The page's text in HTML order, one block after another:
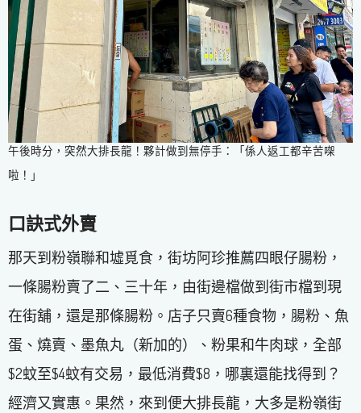
午後時分，突然大排長龍！夥計做到無停手：「係人返工都辛苦㗎
啦！」
口訣式外賣
那天到粉嶺聯和墟覓食，街坊阿珍推薦四眼仔腸粉，
一條腸粉賣了二、三十年，由街邊檔做到街市檔到現
在街舖，還是那條腸粉。店子只賣6種食物，腸粉、魚
蛋、燒賣、墨魚丸（新加的）、粉果和牛肉球，全部
$2蚊至$4蚊有交易，最低消費$8，哪裏還能找得到？
經濟又實惠。果然，來到便大排長龍，大多是粉嶺街